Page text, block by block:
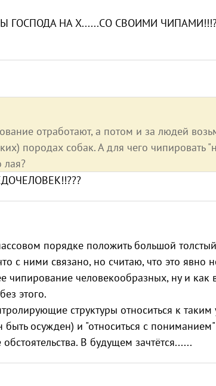
ГОСПОДА НА Х......СО СВОИМИ
отработают, а потом и за людей
породах собак. А для чего чипировать
лая?
порядке положить большой
с ними связано, но считаю, что это
чипирование человекообразных, ну и как
этого.
структуры относиться к
быть осужден) и "относиться с
В будущем зачтётся......